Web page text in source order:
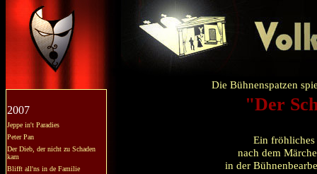
2007
Jeppe in't Paradies
Peter Pan
Der Dieb, der nicht zu Schaden
kam
Blifft all'ns in de Familie
Die Bühnenspatzen
"Der
Ein
nach dem
in der